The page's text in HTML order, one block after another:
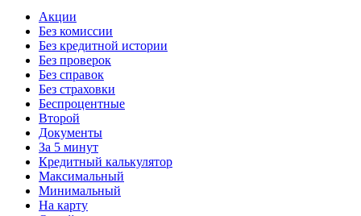
Акции
Без комиссии
Без кредитной истории
Без проверок
Без справок
Без страховки
Беспроцентные
Второй
Документы
За 5 минут
Кредитный калькулятор
Максимальный
Минимальный
На карту